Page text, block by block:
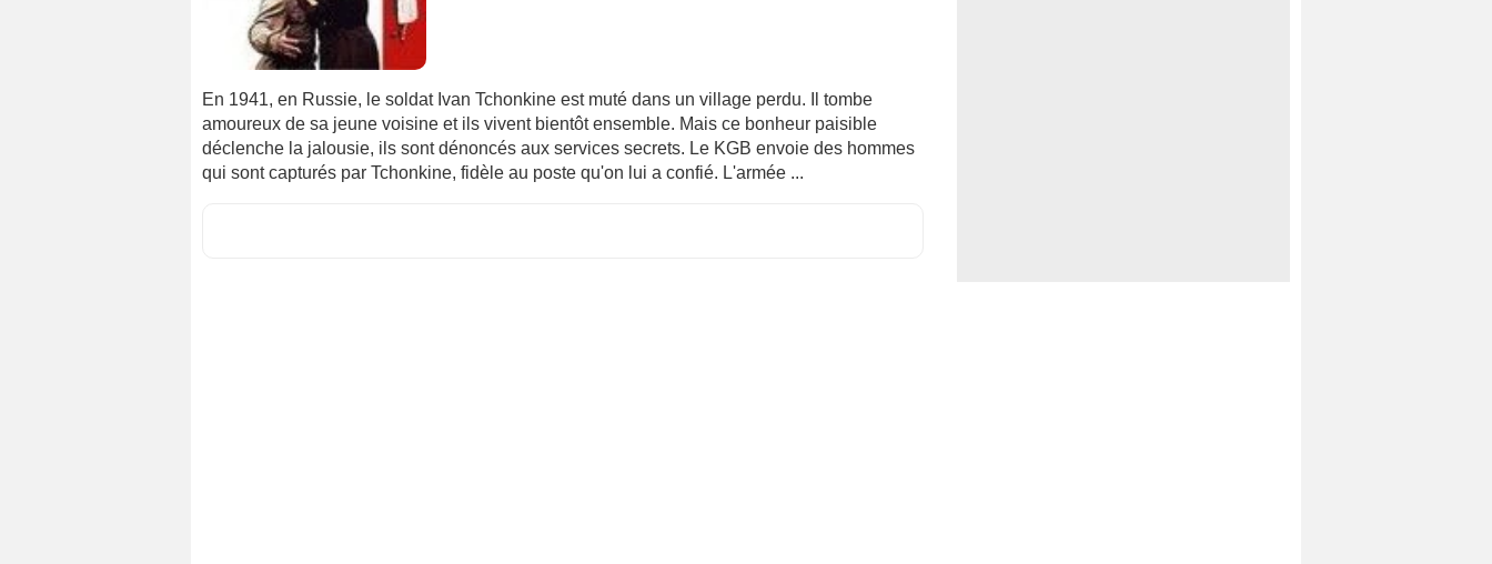
En 1941, en Russie, le soldat Ivan Tchonkine est muté dans un village perdu. Il tombe
amoureux de sa jeune voisine et ils vivent bientôt ensemble. Mais ce bonheur paisible
déclenche la jalousie, ils sont dénoncés aux services secrets. Le KGB envoie des hommes
qui sont capturés par Tchonkine, fidèle au poste qu'on lui a confié. L'armée ...